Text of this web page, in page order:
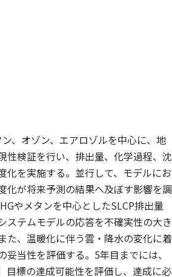
、オゾン、エアロゾルを中心に、地
性検証を行い、排出量、化学過程、沈
化を実施する。並行して、モデルにお
化が将来予測の結果へ及ぼす影響を調
やメタンを中心としたSLCP排出量
ステムモデルの応答を不確実性の大き
た、温暖化に伴う雲・降水の変化に着
妥当性を評価する。5年目までには、
標の達成可能性を評価し、達成に必